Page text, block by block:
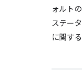
デフォルト
同意ステー
同意に関す